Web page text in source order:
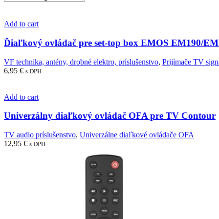
Add to cart
Ďiaľkový ovládač pre set-top box EMOS EM190/
VF technika, antény, drobné elektro, príslušenstvo, Prijímače TV
6,95 € s DPH
Add to cart
Univerzálny diaľkový ovládač OFA pre TV Contour
TV audio príslušenstvo, Univerzálne diaľkové ovládače OFA
12,95 € s DPH